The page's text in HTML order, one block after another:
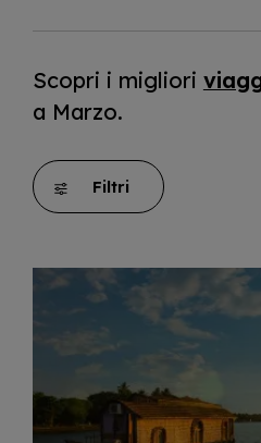
Scopri i migliori
a Marzo.
Filtri